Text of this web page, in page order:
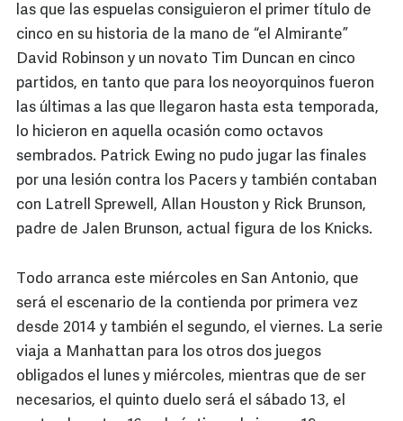
las que las espuelas consiguieron el primer título de
cinco en su historia de la mano de “el Almirante”
David Robinson y un novato Tim Duncan en cinco
partidos, en tanto que para los neoyorquinos fueron
las últimas a las que llegaron hasta esta temporada,
lo hicieron en aquella ocasión como octavos
sembrados. Patrick Ewing no pudo jugar las finales
por una lesión contra los Pacers y también contaban
con Latrell Sprewell, Allan Houston y Rick Brunson,
padre de Jalen Brunson, actual figura de los Knicks.
Todo arranca este miércoles en San Antonio, que
será el escenario de la contienda por primera vez
desde 2014 y también el segundo, el viernes. La serie
viaja a Manhattan para los otros dos juegos
obligados el lunes y miércoles, mientras que de ser
necesarios, el quinto duelo será el sábado 13, el